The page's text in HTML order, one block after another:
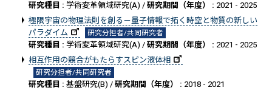
研究種目 : 学術変革領域研究(A) / 研究期間（年度） : 2021 - 2025
極限宇宙の物理法則を創る－量子情報で拓く時空と物質の新しい
パラダイム
研究分担者/共同研究者
研究種目 : 学術変革領域研究(A) / 研究期間（年度） : 2021 - 2025
相互作用の競合がもたらすスピン液体相
研究分担者/共同研究者
研究種目 : 基盤研究(B) / 研究期間（年度） : 2018 - 2021